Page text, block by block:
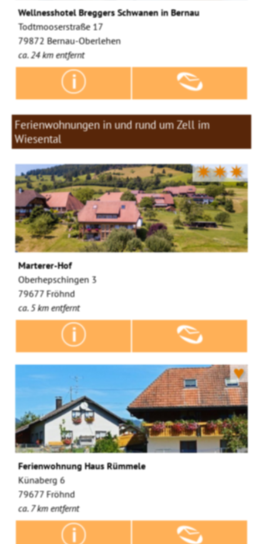
Wellnesshotel Breggers Schwanen in Bernau
Todtmooserstraße 17
79872 Bernau-Oberlehen
ca. 24 km entfernt
Ferienwohnungen in und rund um Zell im
Wiesental
✷✷✷
Marterer-Hof
Oberhepschingen 3
79677 Fröhnd
ca. 5 km entfernt
♥
Ferienwohnung Haus Rümmele
Künaberg 6
79677 Fröhnd
ca. 7 km entfernt